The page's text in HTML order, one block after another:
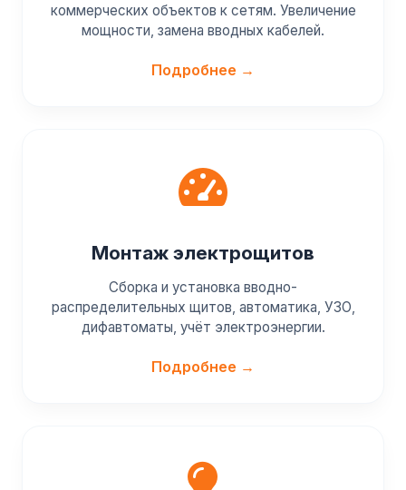
коммерческих объектов к сетям. Увеличение
мощности, замена вводных кабелей.
Подробнее →
Монтаж электрощитов
Сборка и установка вводно-
распределительных щитов, автоматика, УЗО,
дифавтоматы, учёт электроэнергии.
Подробнее →